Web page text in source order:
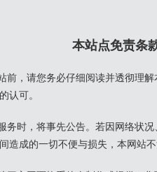
本站点免责条
前，请您务必仔细阅读并透彻理
认可。
务时，将事先公告。若因网络状
造成的一切不便与损失，本网站不